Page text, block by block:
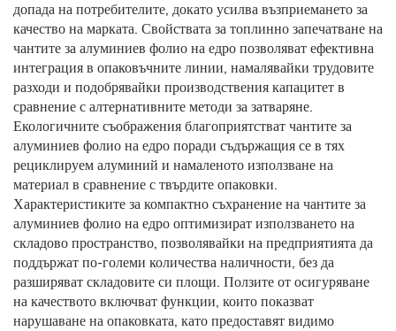
допада на потребителите, докато усилва възприемането за
качество на марката. Свойствата за топлинно запечатване на
чантите за алуминиев фолио на едро позволяват ефективна
интеграция в опаковъчните линии, намалявайки трудовите
разходи и подобрявайки производствения капацитет в
сравнение с алтернативните методи за затваряне.
Екологичните съображения благоприятстват чантите за
алуминиев фолио на едро поради съдържащия се в тях
рециклируем алуминий и намаленото използване на
материал в сравнение с твърдите опаковки.
Характеристиките за компактно съхранение на чантите за
алуминиев фолио на едро оптимизират използването на
складово пространство, позволявайки на предприятията да
поддържат по-големи количества наличности, без да
разширяват складовите си площи. Ползите от осигуряване
на качеството включват функции, които показват
нарушаване на опаковката, като предоставят видимо